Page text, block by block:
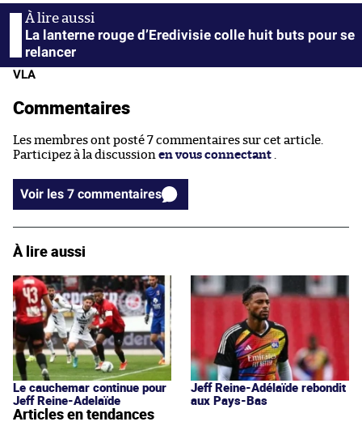
La lanterne rouge d’Eredivisie colle huit buts pour se
relancer
VLA
Commentaires
Les membres ont posté 7 commentaires sur cet article.
Participez à la discussion en vous connectant
Voir les 7 commentaires
À lire aussi
Le cauchemar continue pour
Jeff Reine-Adelaïde
Jeff Reine-Adélaïde rebondit
aux Pays-Bas
Articles en tendances